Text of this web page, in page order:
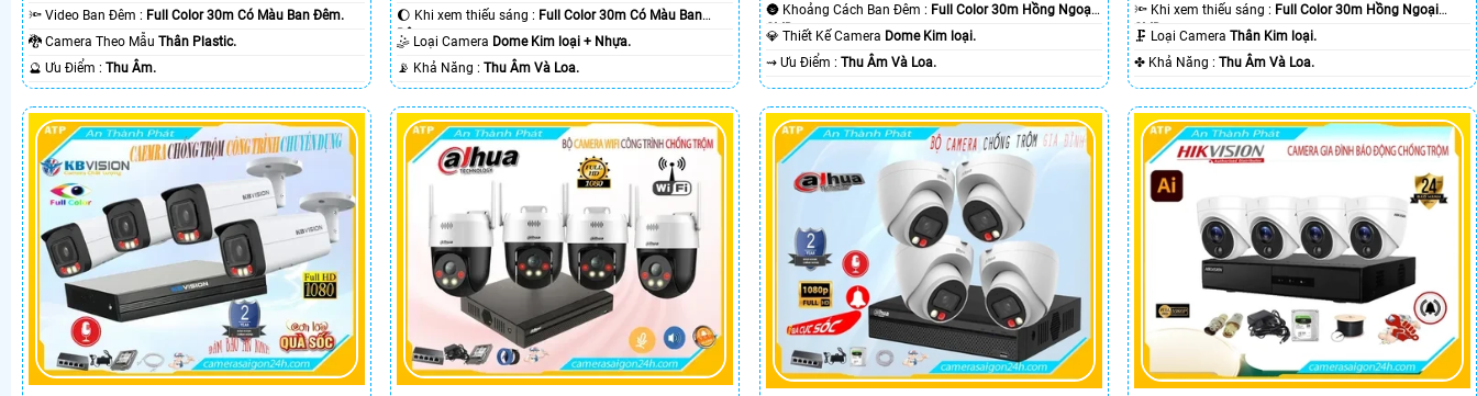
🔦 Video Ban Đêm : Full Color 30m Có Màu Ban Ðêm.
🐉️ Camera Theo Mẫu Thân Plastic.
️🔮 Ưu Điểm : Thu Âm.
🌔 Khi xem thiếu sáng : Full Color 30m Có Màu Ban
Ðêm.🤹 Loại Camera Dome Kim loại + Nhựa.
️📡 Khả Năng :Thu Âm Và Loa.
🌚 Khoảng Cách Ban Đêm : Full Color 30m Hồng Ngoại
SMD.💎 Thiết Kế Camera Dome Kim loại.
️⇝ Ưu Điểm : Thu Âm Và Loa.
🔦 Khi xem thiếu sáng : Full Color 30m Hồng Ngoại
SMD.🗜️ Loại CameraThân Kim loại.
️✤ Khả Năng :Thu Âm Và Loa.